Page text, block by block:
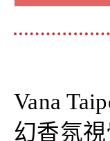
Vana
幻香氛